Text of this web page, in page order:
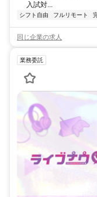
入試対...
シフト自由 フルリモート
同じ企業の求人
業務委託